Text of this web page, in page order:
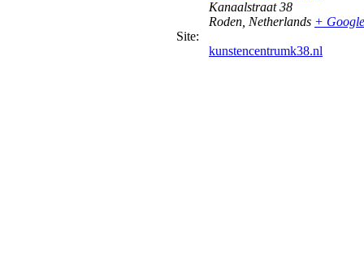
Kanaalstraat 38
Roden Netherlands +
Site:
kunstencentrumk38.nl